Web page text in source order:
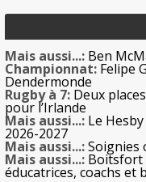
Mais aussi...: Ben
Championnat: Felipe
Dendermonde
Rugby à 7: Deux
pour l’Irlande
Mais aussi...: Le
2026-2027
Mais aussi...:Soignies
Mais aussi...: Boitsfort
éducatrices, coachs et